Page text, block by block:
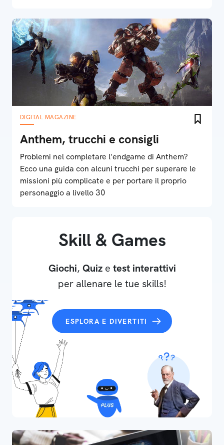
DIGITAL MAGAZINE
Anthem, trucchi e consigli
Problemi nel completare l'endgame di Anthem?
Ecco una guida con alcuni trucchi per superare le
missioni più complicate e per portare il proprio
personaggio a livello 30
Skill & Games
Giochi, Quize test interattivi
per allenare le tue skills!
ESPLORA E DIVERTITI